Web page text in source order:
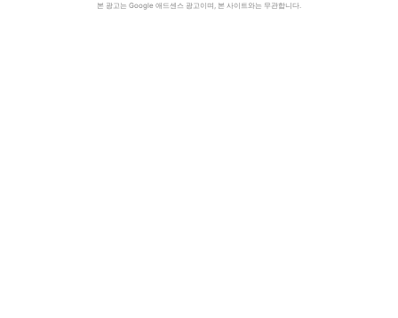
본 광고는 Google 애드센스 광고이며, 본 사이트와는 무관합니다.